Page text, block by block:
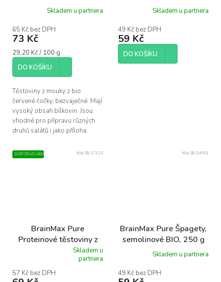
Skladem u partnera
65 Kč bez DPH
73 Kč
Měrná
cena:
29,20 Kč / 100 g
DO KOŠÍKU
Těstoviny z mouky z bio
červené čočky, bezvaječné. Mají
vysoký obsah bílkovin. Jsou
vhodné pro přípravu různých
druhů salátů i jako příloha.
250 g
Skladem u partnera
49 Kč bez DPH
59 Kč
DO KOŠÍKU
DOPORUČUJEME
BrainMax Pure
Proteinové těstoviny z
červené čočky, spirály
produktu
Skladem u
partnera
57 Kč bez DPH
Kód: SB-37125
BrainMax Pure Špagety,
semolinové BIO, 250 g
Skladem u partnera
49 Kč bez DPH
Kód: SB-34551